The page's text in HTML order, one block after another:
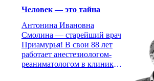
Человек — это тайна
Антонина Ивановна
Смолина — старейший врач
Приамурья! В свои 88 лет
работает анестезиологом-
реаниматологом в клинике